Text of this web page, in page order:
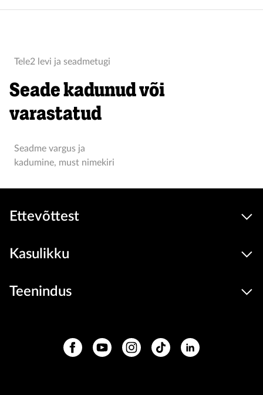
Tele2 levi ja seadmetugi
Seade kadunud või
varastatud
Seadme vargus ja
kadumine, must nimekiri
Ettevõttest
Kasulikku
Teenindus